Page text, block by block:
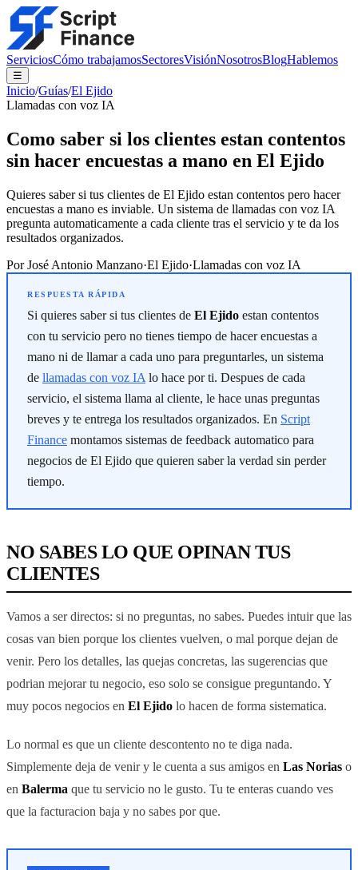
ServiciosCómo trabajamosSectoresVisiónNosotrosBlogHablemos
☰
Inicio/Guías/El Ejido
Llamadas con voz IA
Como saber si los clientes estan contentos
sin hacer encuestas a mano en El Ejido
Quieres saber si tus clientes de El Ejido estan contentos pero hacer
encuestas a mano es inviable. Un sistema de llamadas con voz IA
pregunta automaticamente a cada cliente tras el servicio y te da los
resultados organizados.
PorJosé Antonio Manzano·El Ejido·Llamadas con voz IA
Si quieres saber si tus clientes de El Ejido estan contentos
con tu servicio pero no tienes tiempo de hacer encuestas a
mano ni de llamar a cada uno para preguntarles, un sistema
de llamadas con voz IA lo hace por ti. Despues de cada
servicio, el sistema llama al cliente, le hace unas preguntas
breves y te entrega los resultados organizados. En Script
Finance montamos sistemas de feedback automatico para
negocios de El Ejido que quieren saber la verdad sin perder
tiempo.
NO SABES LO QUE OPINAN TUS
CLIENTES
Vamos a ser directos: si no preguntas, no sabes. Puedes intuir que las
cosas van bien porque los clientes vuelven, o mal porque dejan de
venir. Pero los detalles, las quejas concretas, las sugerencias que
podrian mejorar tu negocio, eso solo se consigue preguntando. Y
muy pocos negocios en El Ejido lo hacen de forma sistematica.
Lo normal es que un cliente descontento no te diga nada.
Simplemente deja de venir y le cuenta a sus amigos en Las Norias o
en Balerma que tu servicio no le gusto. Tu te enteras cuando ves
que la facturacion baja y no sabes por que.